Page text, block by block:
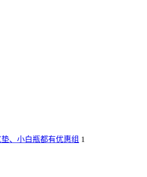
、小白瓶都有优惠组 1